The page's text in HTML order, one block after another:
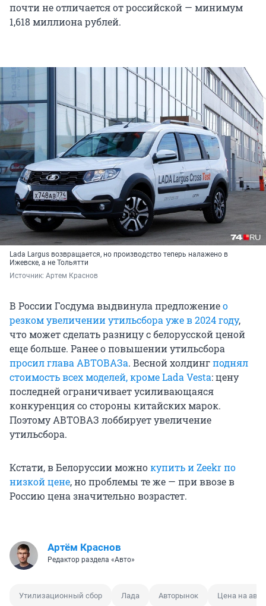
почти не отличается от российской — минимум
1,618 миллиона рублей.
Lada Largus возвращается, но производство теперь налажено в
Ижевске, а не Тольятти
Источник: Артем Краснов
В России Госдума выдвинула предложениео
резком увеличении утильсбора уже в 2024 году,
что может сделать разницу с белорусской ценой
еще больше. Ранее о повышении утильсбора
просил глава АВТОВАЗа. Весной холдингподнял
стоимость всех моделей, кроме Lada Vesta: цену
последней ограничивает усиливающаяся
конкуренция со стороны китайских марок.
Поэтому АВТОВАЗ лоббирует увеличение
утильсбора.
Кстати, в Белоруссии можнокупить и Zeekr по
низкой цене, но проблемы те же — при ввозе в
Россию цена значительно возрастет.
Артём Краснов
Редактор раздела «Авто»
Утилизационный сбор Лада Авторынок Цена на